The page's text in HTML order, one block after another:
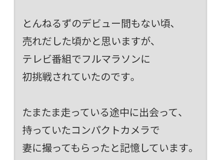
とんねるずのデビュー間もない頃、
売れだした頃かと思いますが、
テレビ番組でフルマラソンに
初挑戦されていたのです。
たまたま走っている途中に出会って、
持っていたコンパクトカメラで
妻に撮ってもらったと記憶しています。